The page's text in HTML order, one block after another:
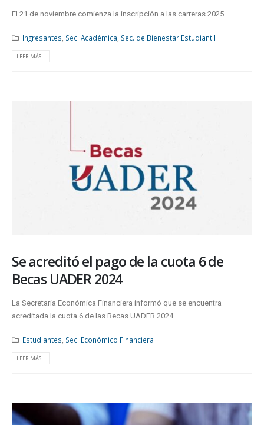
El 21 de noviembre comienza la inscripción a las carreras 2025.
Ingresantes Sec. Académica Sec. de Bienestar Estudiantil
LEER MÁS...
Se acreditó el pago de la cuota 6 de
Becas UADER 2024
La Secretaría Económica Financiera informó que se encuentra
acreditada la cuota 6 de las Becas UADER 2024.
Estudiantes Sec. Económico Financiera
LEER MÁS...